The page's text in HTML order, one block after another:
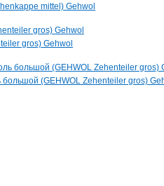
mittel) Gehwol
gros) Gehwol
большой (GEHWOL Zehenteiler gros)